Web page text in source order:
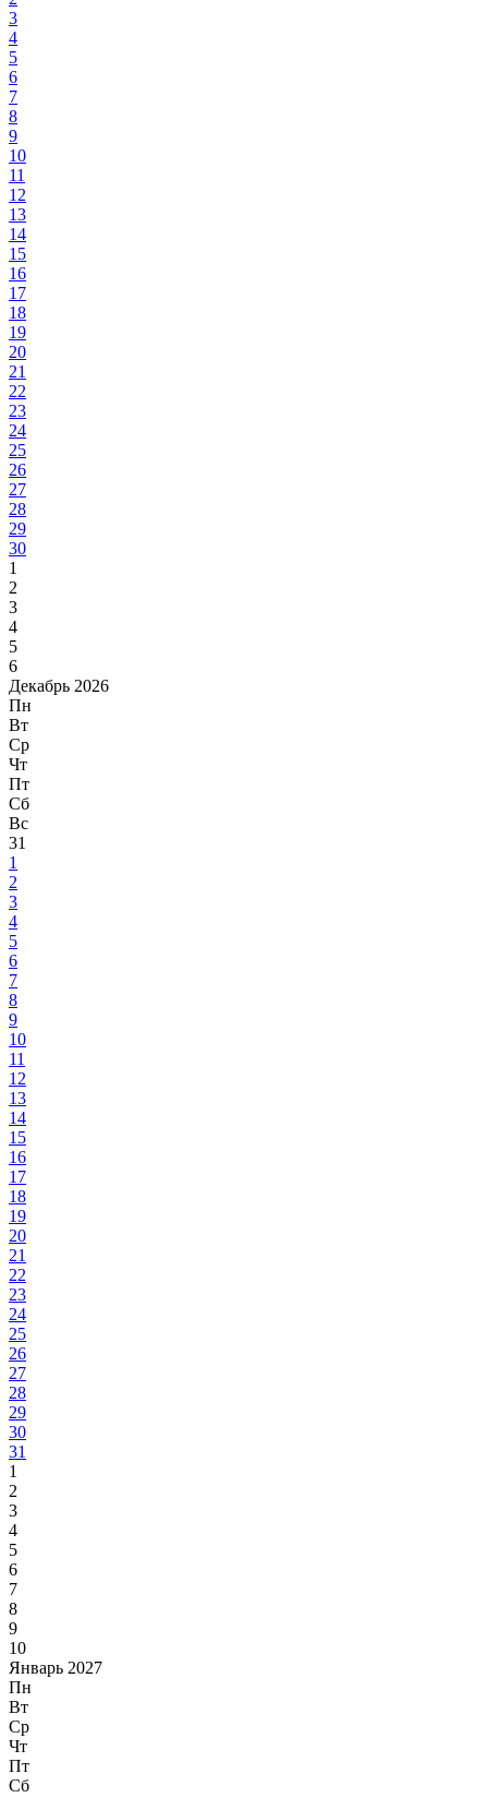
3
4
5
6
7
8
9
10
11
12
13
14
15
16
17
18
19
20
21
22
23
24
25
26
27
28
29
30
1
2
3
4
5
6
Декабрь 2026
Пн
Вт
Ср
Чт
Пт
Сб
Вс
31
1
2
3
4
5
6
7
8
9
10
11
12
13
14
15
16
17
18
19
20
21
22
23
24
25
26
27
28
29
30
31
1
2
3
4
5
6
7
8
9
10
Январь 2027
Пн
Вт
Ср
Чт
Пт
Сб